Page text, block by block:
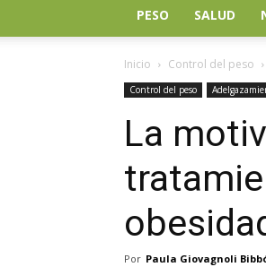
PESO SALUD
Inicio Control del peso
Control del peso
La
Por Paula Giovagnoli